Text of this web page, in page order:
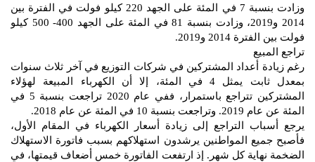
وزادت بنسبة 7 في المئة على الجهد 220 كيلو فولت في الفترة بين
2014 و2019، وزادت بنسبة 81 في المئة على الجهد 400- 500 كيلو
فولت بين الفترة 2014 و2019.
تراجع المبيع
رغم زيادة أعداد المشتركين في شركات التوزيع في آخر ثلاث سنوات
بمعدل ثابت يمثل 4 في المئة، إلا أن الكهرباء المبيعة لهؤلاء
المشتركين تتراجع باستمرار، ففي عام 2020 تراجعت بنسبة 5 في
المئة عن عام 2019. وتراجعت بنسبة 10 في المئة عن عام 2018.
يرجع أسباب التراجع إلى زيادة أسعار الكهرباء في المقام الأول،
فأصبح جميع المواطنين يرشدون استهلاكهم بسبب فاتورة الاستهلاك
الضخمة نهاية كل شهر. إذ ارتفعت الفاتورة خمس أضعاف قيمتها، في